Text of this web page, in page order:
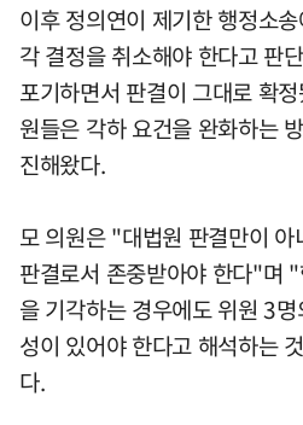
이후 정의연이 제기한 행정소
각 결정을 취소해야 한다고 판
포기하면서 판결이 그대로 확
원들은 각하 요건을 완화하는
진해왔다.
모 의원은 "대법원 판결만이
판결로서 존중받아야 한다"며
을 기각하는 경우에도 위원 3
성이 있어야 한다고 해석하는
다.